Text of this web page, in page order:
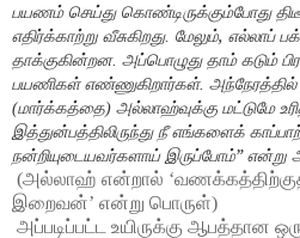
பயணம் செய்து கொண்டிருக்கும்போது
எதிர்க்காற்று வீசுகிறது. மேலும், எல்லாப்
தாக்குகின்றன. அப்பொழுது தாம் கடும்
பயணிகள் எண்ணுகிறார்கள்.
(மார்க்கத்தை) அல்லாஹ்வுக்கு மட்டுமே
இத்துன்பத்திலிருந்து நீ எங்களைக்
நன்றியுடையவர்களாய் இருப்போம்” என்று
(அல்லாஹ் என்றால்
இறைவன்’ என்று பொருள்)
அப்படிப்பட்ட உயிருக்கு ஆபத்தான